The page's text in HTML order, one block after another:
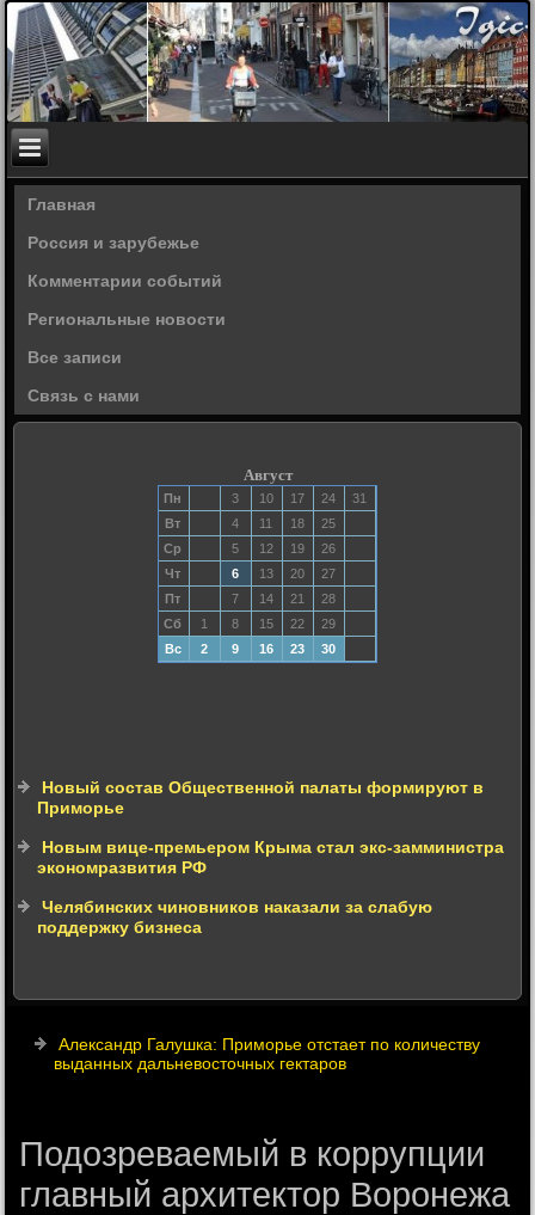
Главная
Россия и зарубежье
Комментарии событий
Региональные новости
Все записи
Связь с нами
Август
Пн 3 10 17 24
31
Вт
4 11 18
25
Ср
5 12 19
26
Чт
6 13 20
27
Пт
7 14 21
28
Сб
1 8 15 22
29
Вс
2 9 16 23 30
Новый состав Общественной палаты формируют в
Приморье
Новым вице-премьером Крыма стал экс-замминистра
экономразвития РФ
Челябинских чиновников наказали за слабую
поддержку бизнеса
Александр Галушка: Приморье отстает по количеству
выданных дальневосточных гектаров
Подозреваемый в коррупции
главный архитектор Воронежа